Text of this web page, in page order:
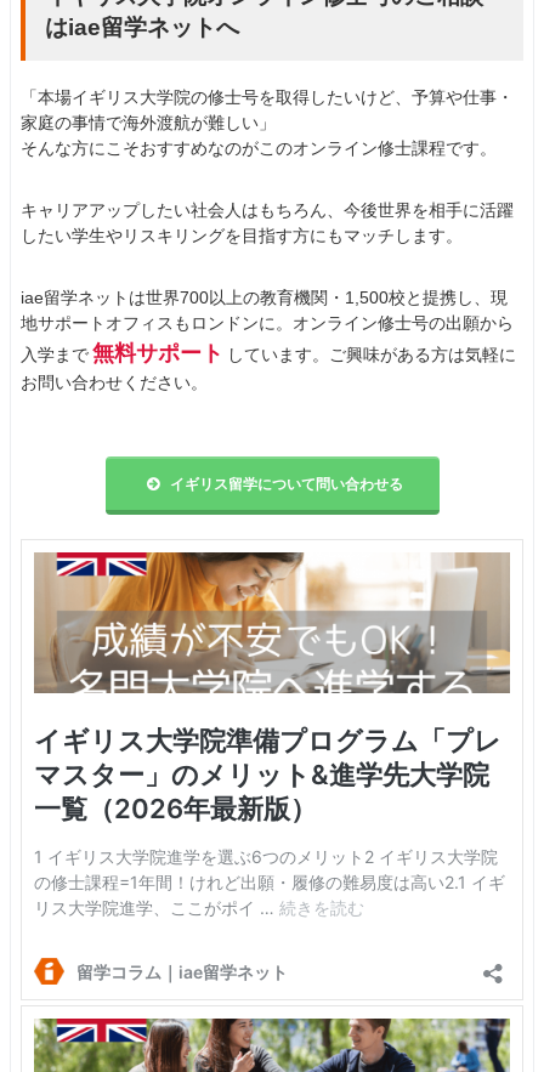
はiae留学ネットへ
「本場イギリス大学院の修士号を取得したいけど、予算や仕事・
家庭の事情で海外渡航が難しい」
そんな方にこそおすすめなのがこのオンライン修士課程です。
キャリアアップしたい社会人はもちろん、今後世界を相手に活躍
したい学生やリスキリングを目指す方にもマッチします。
iae留学ネットは世界700以上の教育機関・1,500校と提携し、現
地サポートオフィスもロンドンに。オンライン修士号の出願から
入学まで 無料サポート しています。ご興味がある方は気軽に
お問い合わせください。
イギリス留学について問い合わせる